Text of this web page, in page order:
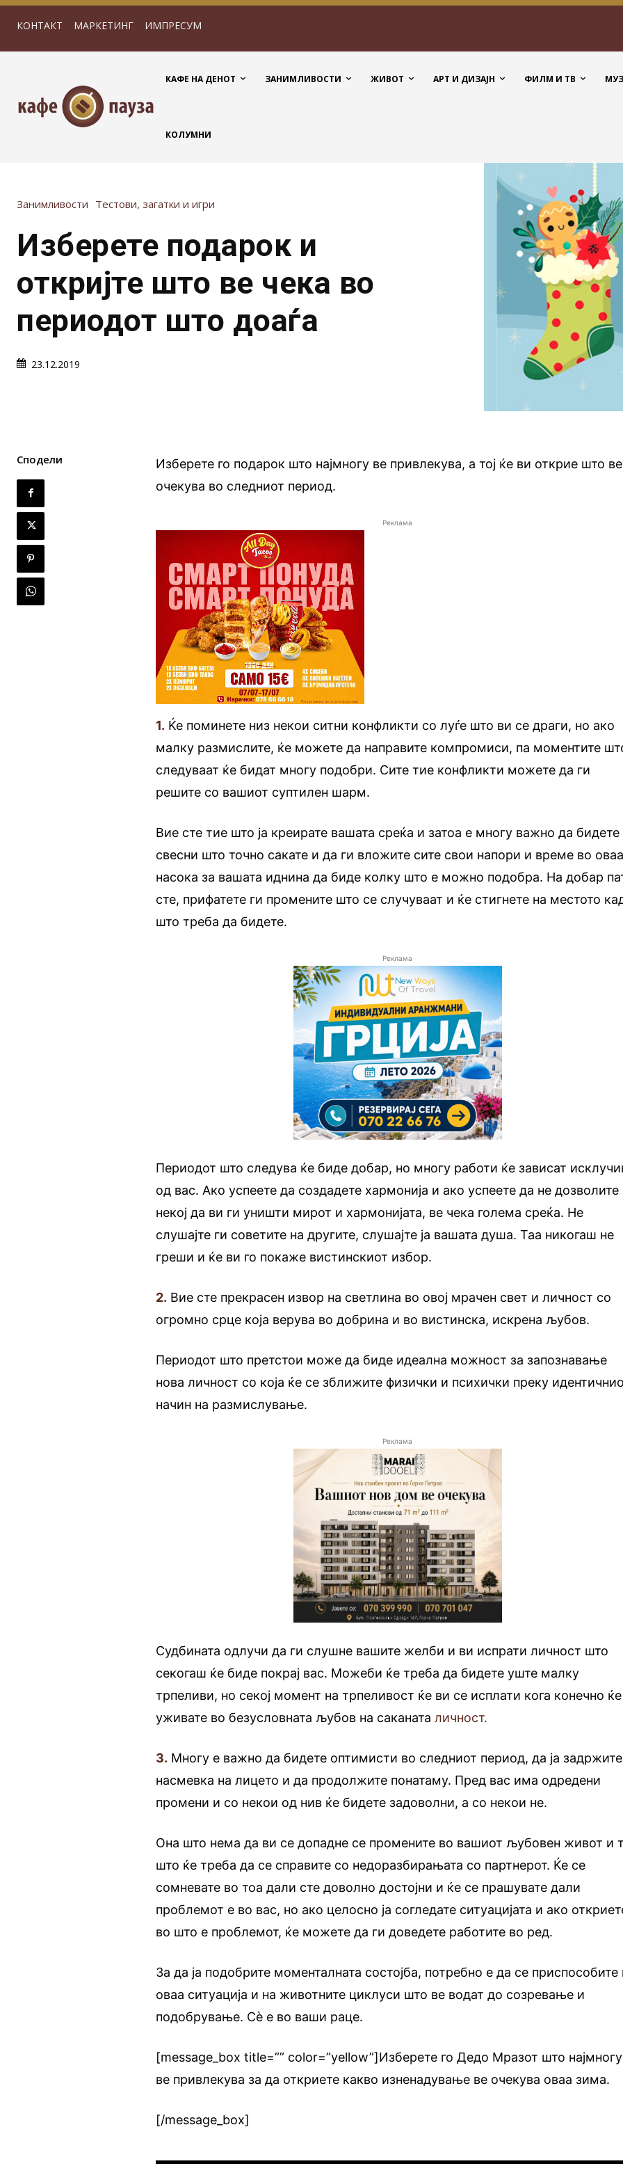
КОНТАКТ МАРКЕТИНГ ИМПРЕСУМ
КАФЕ НА ДЕНОТ ЗАНИМЛИВОСТИ ЖИВОТ АРТ И ДИЗАЈН ФИЛМ И ТВ
КОЛУМНИ
Занимливости Тестови, загатки и игри
Изберете подарок и
откријте што ве чека во
периодот што доаѓа
23.12.2019
Сподели
Изберете го подарок што најмногу ве привлекува, а тој ќе ви открие што ве
очекува во следниот период.
Реклама
1. Ќе поминете низ некои ситни конфликти со луѓе што ви се драги, но ако
малку размислите, ќе можете да направите компромиси, па моментите
следуваат ќе бидат многу подобри. Сите тие конфликти можете да ги
решите со вашиот суптилен шарм.
Вие сте тие што ја креирате вашата среќа и затоа е многу важно да бидете
свесни што точно сакате и да ги вложите сите свои напори и време во
насока за вашата иднина да биде колку што е можно подобра. На добар
сте, прифатете ги промените што се случуваат и ќе стигнете на местото
што треба да бидете.
Реклама
Периодот што следува ќе биде добар, но многу работи ќе зависат
од вас. Ако успеете да создадете хармонија и ако успеете да не дозволите
некој да ви ги уништи мирот и хармонијата, ве чека голема среќа. Не
слушајте ги советите на другите, слушајте ја вашата душа. Таа никогаш не
греши и ќе ви го покаже вистинскиот избор.
2. Вие сте прекрасен извор на светлина во овој мрачен свет и личност со
огромно срце која верува во добрина и во вистинска, искрена љубов.
Периодот што претстои може да биде идеална можност за запознавање
нова личност со која ќе се зближите физички и психички преку
начин на размислување.
Реклама
Судбината одлучи да ги слушне вашите желби и ви испрати личност што
секогаш ќе биде покрај вас. Можеби ќе треба да бидете уште малку
трпеливи, но секој момент на трпеливост ќе ви се исплати кога конечно ќе
уживате во безусловната љубов на саканаталичност.
3. Многу е важно да бидете оптимисти во следниот период, да ја задржите
насмевка на лицето и да продолжите понатаму. Пред вас има одредени
промени и со некои од нив ќе бидете задоволни, а со некои не.
Она што нема да ви се допадне се промените во вашиот љубовен живот и
што ќе треба да се справите со недоразбирањата со партнерот. Ќе се
сомневате во тоа дали сте доволно достојни и ќе се прашувате дали
проблемот е во вас, но ако целосно ја согледате ситуацијата и ако
во што е проблемот, ќе можете да ги доведете работите во ред.
За да ја подобрите моменталната состојба, потребно е да се приспособите
оваа ситуација и на животните циклуси што ве водат до созревање и
подобрување. Сè е во ваши раце.
[message_box title=”” color=”yellow”]Изберете го Дедо Мразот што најмногу
ве привлекува за да откриете какво изненадување ве очекува оваа зима.
[/message_box]